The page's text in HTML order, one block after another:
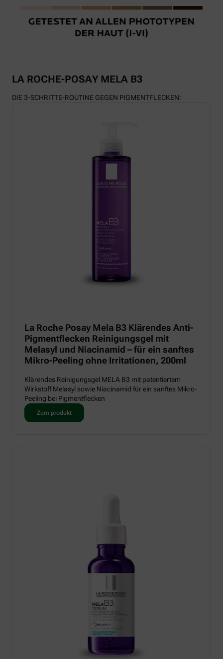
LA ROCHE-POSAY MELA B3
DIE 3-SCHRITTE-ROUTINE GEGEN PIGMENTFLECKEN:
La Roche Posay Mela B3 Klärendes Anti-
Pigmentflecken Reinigungsgel mit
Melasyl und Niacinamid – für ein sanftes
Mikro-Peeling ohne Irritationen, 200ml
Klärendes Reinigungsgel MELA B3 mit patentiertem
Wirkstoff Melasyl sowie Niacinamid für ein sanftes Mikro-
Peeling bei Pigmentflecken
Zum produkt